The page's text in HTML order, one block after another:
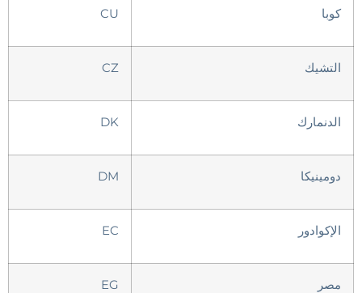
كوبا CU
التشيك CZ
الدنمارك DK
دومينيكا DM
الإكوادور EC
مصر EG